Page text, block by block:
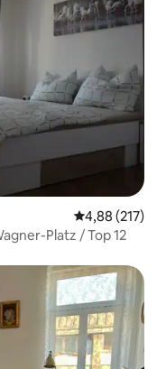
Średnia
4,88 (217)
Platz / Top 12